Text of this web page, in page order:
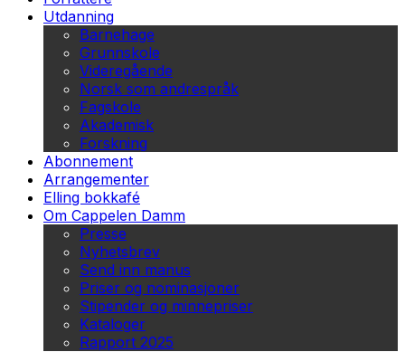
Utdanning
Barnehage
Grunnskole
Videregående
Norsk som andrespråk
Fagskole
Akademisk
Forskning
Abonnement
Arrangementer
Elling bokkafé
Om Cappelen Damm
Presse
Nyhetsbrev
Send inn manus
Priser og nominasjoner
Stipender og minnepriser
Kataloger
Rapport 2025